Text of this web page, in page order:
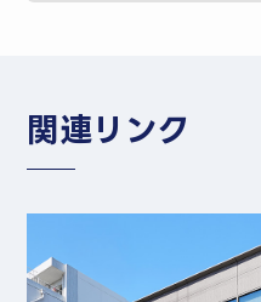
関連リンク